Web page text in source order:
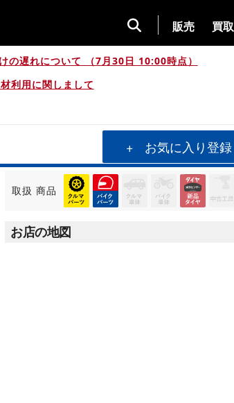
販売 買取
の遅れについて （7月30日 10:00時点）
利用に関しまして
お気に入り登録
取扱 商品
お店の地図